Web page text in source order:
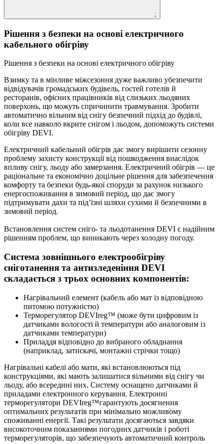
;
Рішення з безпеки на основі електричного
кабельного обігріву
Рішення з безпеки на основі електричного обігріву
Взимку та в мінливе міжсезоння дуже важливо убезпечити
відвідувачів громадських будівель, гостей готелів й
ресторанів, офісних працівників від слизьких льодяних
поверхонь, що можуть спричинити травмування. Зробити
автоматично вільним від снігу безпечний підхід до будівлі,
коли все навколо вкрите снігом і льодом, допоможуть системи
обігріву DEVI.
Електричний кабельний обігрів дає змогу вирішити сезонну
проблему захисту конструкції від пошкодження внаслідок
впливу снігу, льоду або замерзання. Електричний обігрів — це
раціональне та економічно доцільне рішення для забезпечення
комфорту та безпеки будь-якої споруди за рахунок низького
енергоспоживання в зимовий період, що дає змогу
підтримувати дахи та під’їзні шляхи сухими й безпечними в
зимовий період.
Встановлення систем сніго- та льодотанення DEVI є надійним
рішенням проблем, що виникають через холодну погоду.
Система зовнішнього електрообігріву
сніготанення та антизледеніння DEVI
складається з трьох основних компонентів:
Нагрівальний елемент (кабель або мат із відповідною
питомою потужністю)
Терморегулятор DEVIreg™ (може бути цифровим із
датчиками вологості й температури або аналоговим із
датчиками температури)
Приладдя відповідно до вибраного обладнання
(наприклад, затискачі, монтажні стрічки тощо)
Нагрівальні кабелі або мати, які встановлюються під
конструкціями, які мають залишатися вільними від снігу чи
льоду, або всередині них. Систему оснащено датчиками й
приладами електронного керування. Електронні
терморегулятори DEVIreg™гарантують досягнення
оптимальних результатів при мінімально можливому
споживанні енергії. Такі результати досягаються завдяки
високоточним показаннями погодних датчиків і роботі
терморегуляторів, що забезпечують автоматичний контроль